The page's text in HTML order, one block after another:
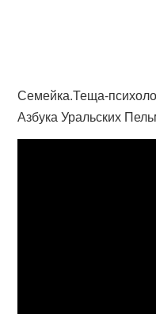
Семейка.Теща-
Азбука Уральских